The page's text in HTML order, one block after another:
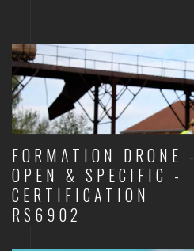
FORMATION DRONE -
OPEN & SPECIFIC -
CERTIFICATION
RS6902